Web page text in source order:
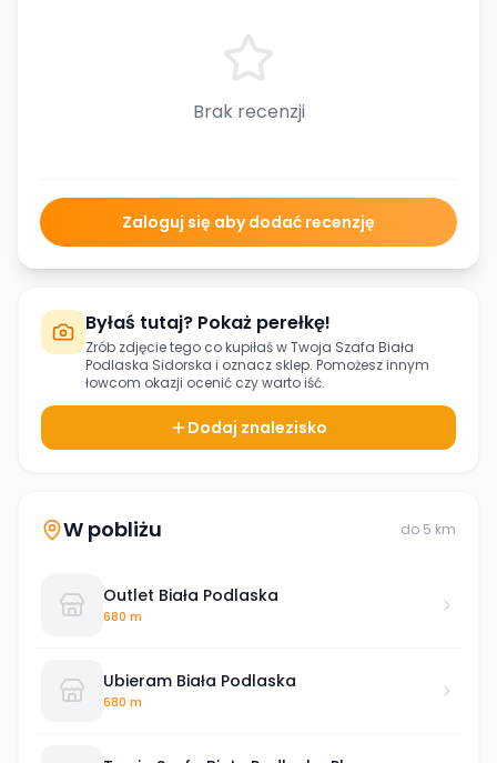
Brak recenzji
Zaloguj się aby dodać recenzję
Byłaś tutaj? Pokaż perełkę!
Zrób zdjęcie tego co kupiłaś wTwoja Szafa Biała
Podlaska Sidorska i oznacz sklep. Pomożesz innym
łowcom okazji ocenić czy warto iść.
Dodaj znalezisko
W pobliżu do 5 km
Outlet Biała Podlaska
680 m
Ubieram Biała Podlaska
680 m